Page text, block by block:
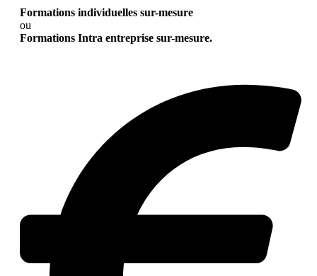
Formations individuelles sur-mesure
ou
Formations Intra entreprise sur-mesure.